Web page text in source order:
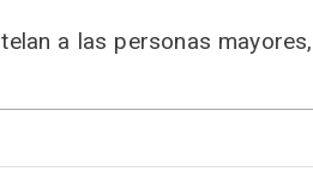
a las personas mayores,